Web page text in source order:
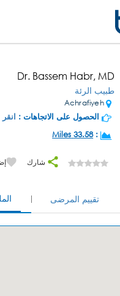
Dr. Bassem Habr, MD
طبيب الرئة
Achrafiyeh
الحصول على الاتجاهات : انقر
:
33.58 Miles
شارك
تقييم المرضى